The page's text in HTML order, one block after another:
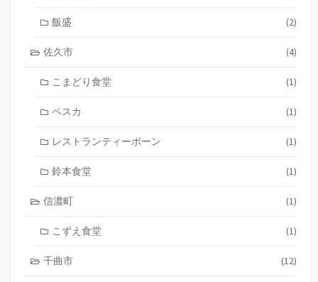
飯盛 (2)
佐久市 (4)
こまどり食堂 (1)
ペスカ (1)
レストランティーボーン (1)
鈴本食堂 (1)
信濃町 (1)
こずえ食堂 (1)
千曲市 (12)